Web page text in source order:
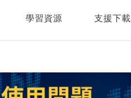
學習資源 支援下載